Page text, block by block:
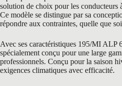
solution de choix pour les conducteurs
Ce modèle se distingue par sa
répondre aux contraintes, quelle que
Avec ses caractéristiques 195/MI ALP
spécialement conçu pour une large
professionnels. Conçu pour la saison
exigences climatiques avec efficacité.